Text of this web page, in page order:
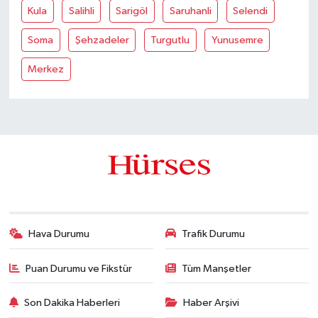
Kula Salihli Sarigöl Saruhanli Selendi
Soma Şehzadeler Turgutlu Yunusemre
Merkez
Hava Durumu Trafik Durumu
Puan Durumu ve Fikstür Tüm Manşetler
Son Dakika Haberleri Haber Arşivi